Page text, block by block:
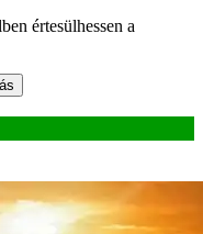
értesülhessen a